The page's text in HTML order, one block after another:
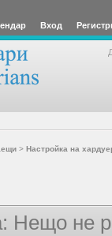
Вход
> Настройка на
Нещо не